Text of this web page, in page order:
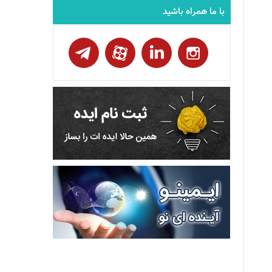
با ما همراه باشید